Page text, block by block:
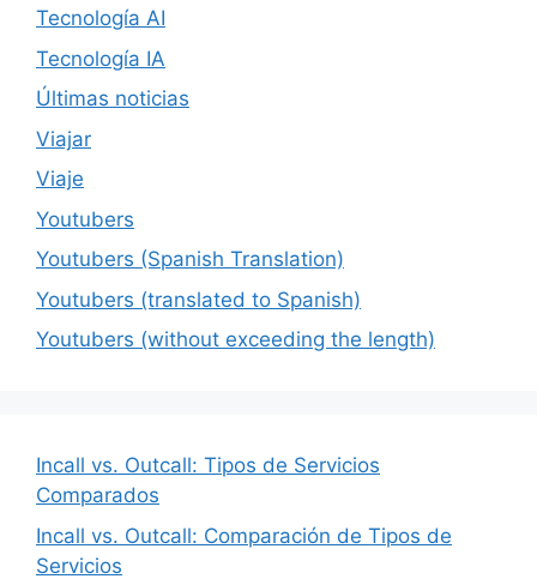
Tecnología AI
Tecnología IA
Últimas noticias
Viajar
Viaje
Youtubers
Youtubers (Spanish Translation)
Youtubers (translated to Spanish)
Youtubers (without exceeding the length)
Incall vs. Outcall: Tipos de Servicios
Comparados
Incall vs. Outcall: Comparación de Tipos de
Servicios